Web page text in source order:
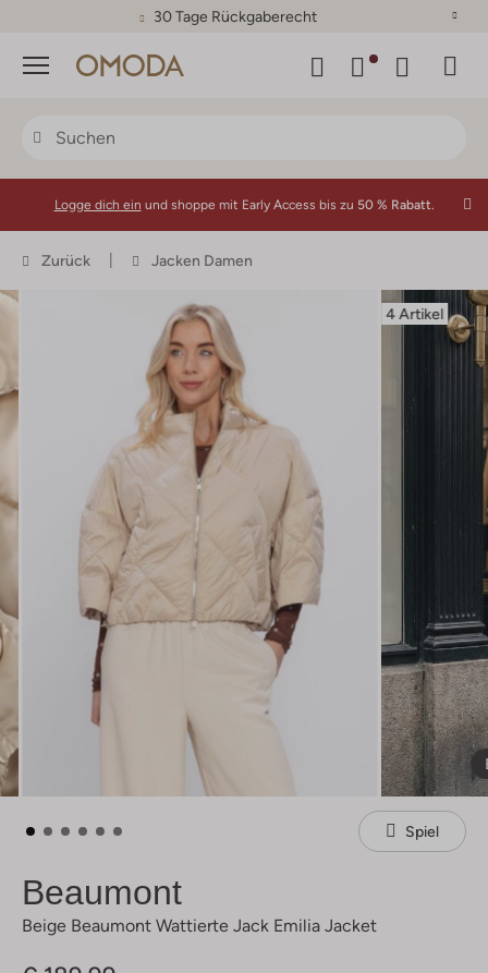
30 Tage Rückgaberecht
Menü
Logge dich ein und shoppe mit Early Access bis zu 50 % Rabatt.
Zurück Jacken Damen
4 Artikel
Spiel
Beaumont
Beige Beaumont Wattierte Jack Emilia Jacket